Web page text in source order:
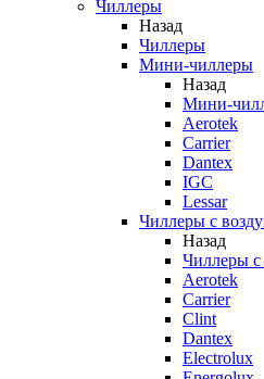
Чиллеры
Назад
Чиллеры
Мини-чиллеры
Назад
Мини-
Aerotek
Carrier
Dantex
IGC
Lessar
Чиллеры с
Назад
Чиллеры с
Aerotek
Carrier
Clint
Dantex
Electrolux